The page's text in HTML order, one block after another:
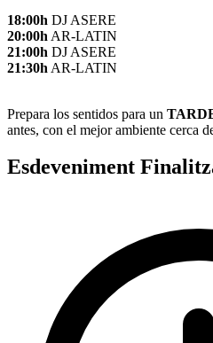
18:00h DJ ASERE
20:00h AR-LATIN
21:00h DJ ASERE
21:30h AR-LATIN
Prepara los sentidos para un
antes, con el mejor ambiente cerca
Esdeveniment